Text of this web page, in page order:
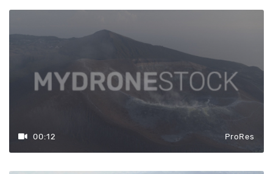
00:12 ProRes